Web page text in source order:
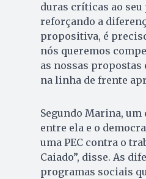
duras críticas ao
reforçando a
propositiva, é
nós queremos
as nossas propostas
na linha de frente
Segundo Marina,
entre ela e o
uma PEC contra o
Caiado”, disse. As
programas sociais